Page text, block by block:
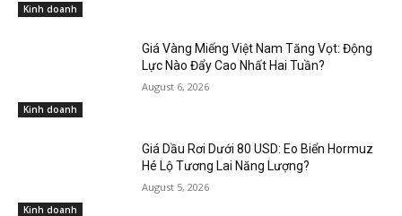
Kinh doanh
Kinh doanh
Giá Vàng Miếng Việt Nam Tăng Vọt: Động
Lực Nào Đẩy Cao Nhất Hai Tuần?
August 6, 2026
Kinh doanh
Giá Dầu Rơi Dưới 80 USD: Eo Biển Hormuz
Hé Lộ Tương Lai Năng Lượng?
August 5, 2026